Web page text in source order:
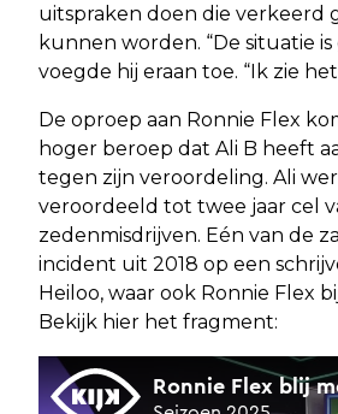
uitspraken doen die verkeerd
kunnen worden. “De situatie
voegde hij eraan toe. “Ik zie
De oproep aan Ronnie Flex
hoger beroep dat Ali B heeft
tegen zijn veroordeling. Ali
veroordeeld tot twee jaar cel
zedenmisdrijven. Eén van de
incident uit 2018 op een
Heiloo, waar ook Ronnie Flex
Bekijk hier het fragment: